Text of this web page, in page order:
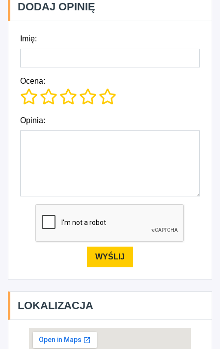
DODAJ OPINIĘ
Imię:
Ocena:
Opinia:
LOKALIZACJA